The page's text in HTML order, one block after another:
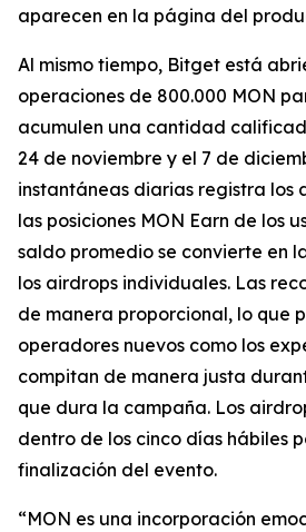
aparecen en la página del
Al mismo tiempo, Bitget está
operaciones de 800.000 MON
acumulen una cantidad
24 de noviembre y el 7 de
instantáneas diarias registra los
las posiciones MON Earn de los
saldo promedio se convierte en
los airdrops individuales. Las
de manera proporcional, lo que
operadores nuevos como los
compitan de manera justa
que dura la campaña. Los
dentro de los cinco días hábiles
finalización del evento.
“MON es una incorporación